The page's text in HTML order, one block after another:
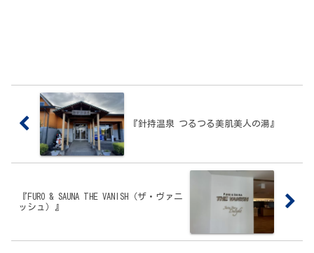
『針持温泉 つるつる美肌美人の湯』
『FURO & SAUNA THE VANISH（ザ・ヴァニ
ッシュ）』